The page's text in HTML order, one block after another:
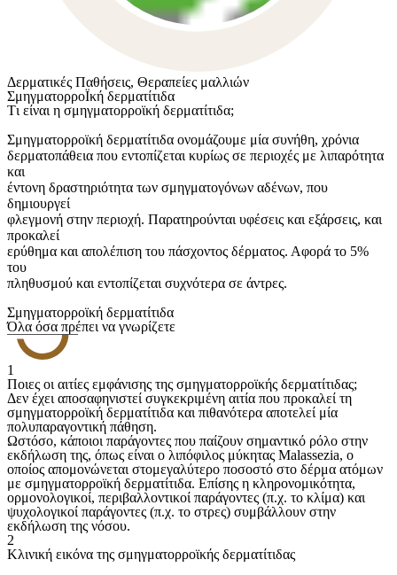
Δερματικές Παθήσεις, Θεραπείες μαλλιών
ΣμηγματορροΪκή δερματίτιδα
Tι είναι η σμηγματορροϊκή δερματίτιδα;
Σμηγματορροϊκή δερματίτιδα ονομάζουμε μία συνήθη, χρόνια
δερματοπάθεια που εντοπίζεται κυρίως σε περιοχές με λιπαρότητα
και
έντονη δραστηριότητα των σμηγματογόνων αδένων, που
δημιουργεί
φλεγμονή στην περιοχή. Παρατηρούνται υφέσεις και εξάρσεις, και
προκαλεί
ερύθημα και απολέπιση του πάσχοντος δέρματος. Αφορά το 5%
του
πληθυσμού και εντοπίζεται συχνότερα σε άντρες.
Σμηγματορροϊκή δερματίτιδα
Όλα όσα πρέπει να γνωρίζετε
1
Ποιες οι αιτίες εμφάνισης της σμηγματορροϊκής δερματίτιδας;
Δεν έχει αποσαφηνιστεί συγκεκριμένη αιτία που προκαλεί τη
σμηγματορροϊκή δερματίτιδα και πιθανότερα αποτελεί μία
πολυπαραγοντική πάθηση.
Ωστόσο, κάποιοι παράγοντες που παίζουν σημαντικό ρόλο στην
εκδήλωση της, όπως είναι ο λιπόφιλος μύκητας Malassezia, ο
οποίος απομονώνεται στομεγαλύτερο ποσοστό στο δέρμα ατόμων
με σμηγματορροϊκή δερματίτιδα. Επίσης η κληρονομικότητα,
ορμονολογικοί, περιβαλλοντικοί παράγοντες (π.χ. το κλίμα) και
ψυχολογικοί παράγοντες (π.χ. το στρες) συμβάλλουν στην
εκδήλωση της νόσου.
2
Κλινική εικόνα της σμηγματορροϊκής δερματίτιδας